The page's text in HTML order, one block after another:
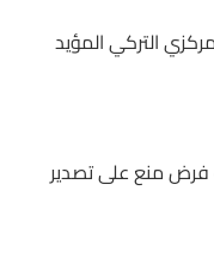
التركي المؤيد
فرض منع على تصدير